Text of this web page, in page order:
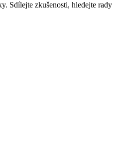
Sdílejte zkušenosti, hledejte rady